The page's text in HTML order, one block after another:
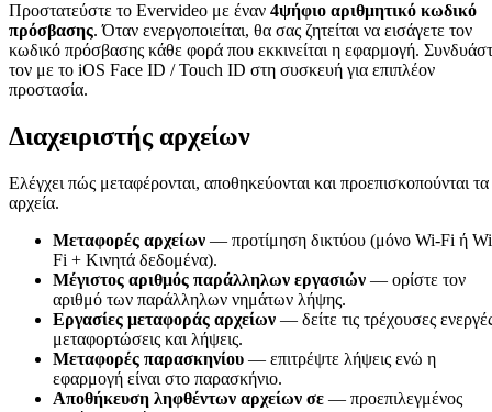
Προστατεύστε το Evervideo με έναν 4ψήφιο αριθμητικό κωδικό
πρόσβασης. Όταν ενεργοποιείται, θα σας ζητείται να εισάγετε τον
κωδικό πρόσβασης κάθε φορά που εκκινείται η εφαρμογή.
τον με το iOS Face ID / Touch ID στη συσκευή για επιπλέον
προστασία.
Διαχειριστής αρχείων
Ελέγχει πώς μεταφέρονται, αποθηκεύονται και προεπισκοπούνται τα
αρχεία.
Μεταφορές αρχείων — προτίμηση δικτύου (μόνο Wi-Fi ή
Fi + Κινητά δεδομένα).
Μέγιστος αριθμός παράλληλων εργασιών — ορίστε τον
αριθμό των παράλληλων νημάτων λήψης.
Εργασίες μεταφοράς αρχείων — δείτε τις τρέχουσες
μεταφορτώσεις και λήψεις.
Μεταφορές παρασκηνίου — επιτρέψτε λήψεις ενώ η
εφαρμογή είναι στο παρασκήνιο.
Αποθήκευση ληφθέντων αρχείων σε — προεπιλεγμένος